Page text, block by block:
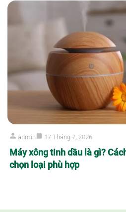
admin 17 Tháng 7, 2026
Máy xông tinh dầu là gì?
chọn loại phù hợp